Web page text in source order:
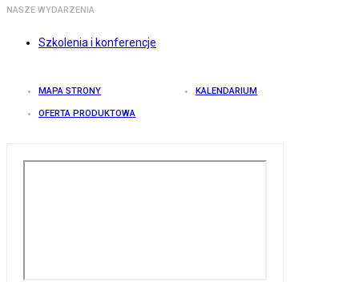
NASZE WYDARZENIA
Szkolenia i konferencje
MAPA STRONY KALENDARIUM
OFERTA PRODUKTOWA